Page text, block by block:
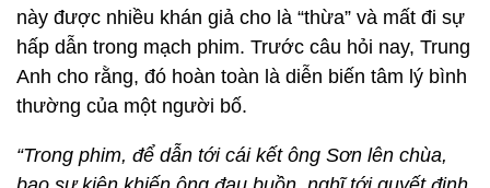
này được nhiều khán giả cho là “thừa” và mất đi sự
hấp dẫn trong mạch phim. Trước câu hỏi nay, Trung
Anh cho rằng, đó hoàn toàn là diễn biến tâm lý bình
thường của một người bố.
“Trong phim, để dẫn tới cái kết ông Sơn lên chùa,